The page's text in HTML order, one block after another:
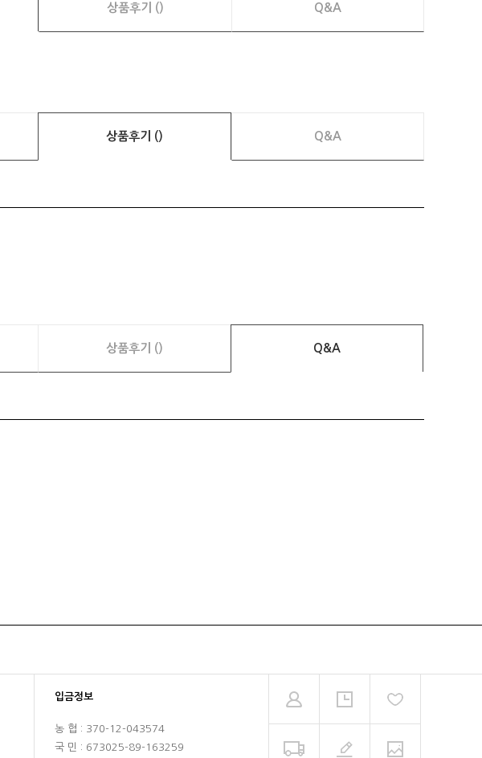
상품후기 () Q&A
상품후기 () Q&A
상품후기 () Q&A
입금정보
농 협 : 370-12-043574
국 민 : 673025-89-163259